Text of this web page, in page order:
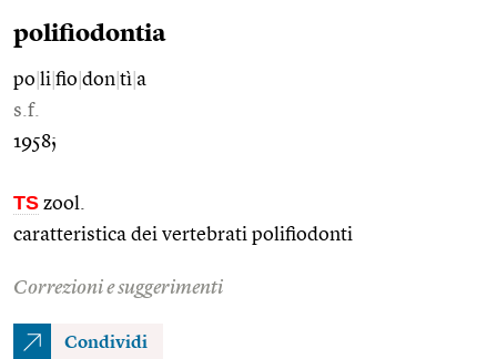
polifiodontia
po li fio don tì a
s.f.
1958;
TS zool.
caratteristica dei vertebrati polifiodonti
Correzioni e suggerimenti
Condividi